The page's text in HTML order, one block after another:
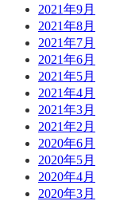
2021年9月
2021年8月
2021年7月
2021年6月
2021年5月
2021年4月
2021年3月
2021年2月
2020年6月
2020年5月
2020年4月
2020年3月